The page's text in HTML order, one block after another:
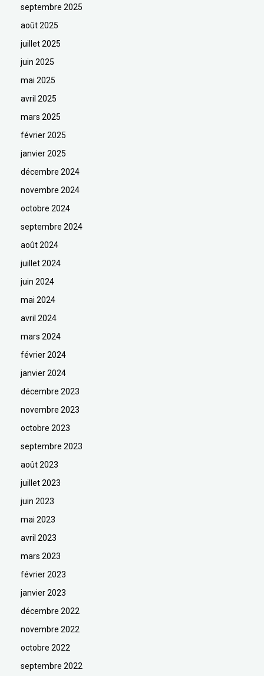
septembre 2025
août 2025
juillet 2025
juin 2025
mai 2025
avril 2025
mars 2025
février 2025
janvier 2025
décembre 2024
novembre 2024
octobre 2024
septembre 2024
août 2024
juillet 2024
juin 2024
mai 2024
avril 2024
mars 2024
février 2024
janvier 2024
décembre 2023
novembre 2023
octobre 2023
septembre 2023
août 2023
juillet 2023
juin 2023
mai 2023
avril 2023
mars 2023
février 2023
janvier 2023
décembre 2022
novembre 2022
octobre 2022
septembre 2022